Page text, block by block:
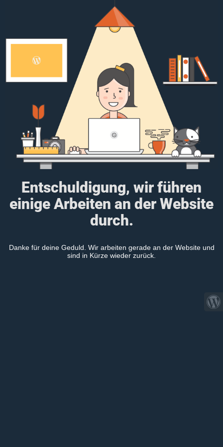
Entschuldigung, wir führen
einige Arbeiten an der Website
durch.
Danke für deine Geduld. Wir arbeiten gerade an der Website und
sind in Kürze wieder zurück.